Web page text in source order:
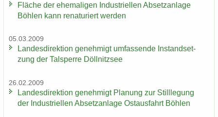
Flä­che der ehe­ma­li­gen In­dus­tri­el­len Ab­setz­an­la­ge
Böh­len kann re­na­tu­riert wer­den
05.03.2009
Lan­des­di­rek­ti­on ge­neh­migt um­fas­sen­de In­stand­set­
zung der Tal­sper­re Döll­nitz­see
26.02.2009
Lan­des­di­rek­ti­on ge­neh­migt Pla­nung zur Still­le­gung
der In­dus­tri­el­len Ab­setz­an­la­ge Ost­aus­fahrt Böh­len